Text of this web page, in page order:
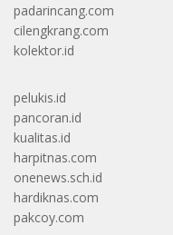
padarincang.com
cilengkrang.com
kolektor.id
pelukis.id
pancoran.id
kualitas.id
harpitnas.com
onenews.sch.id
hardiknas.com
pakcoy.com